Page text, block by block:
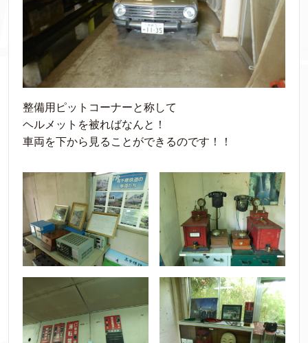
整備用ピットコーナーと称して
ヘルメットを被ればなんと！
車両を下から見ることができるのです！！